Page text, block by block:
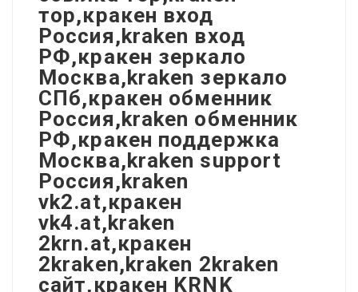
тор,кракен вход
Россия,kraken вход
РФ,кракен зеркало
Москва,kraken зеркало
СПб,кракен обменник
Россия,kraken обменник
РФ,кракен поддержка
Москва,kraken support
Россия,kraken
vk2.at,кракен
vk4.at,kraken
2krn.at,кракен
2kraken,kraken 2kraken
сайт,кракен KRNK